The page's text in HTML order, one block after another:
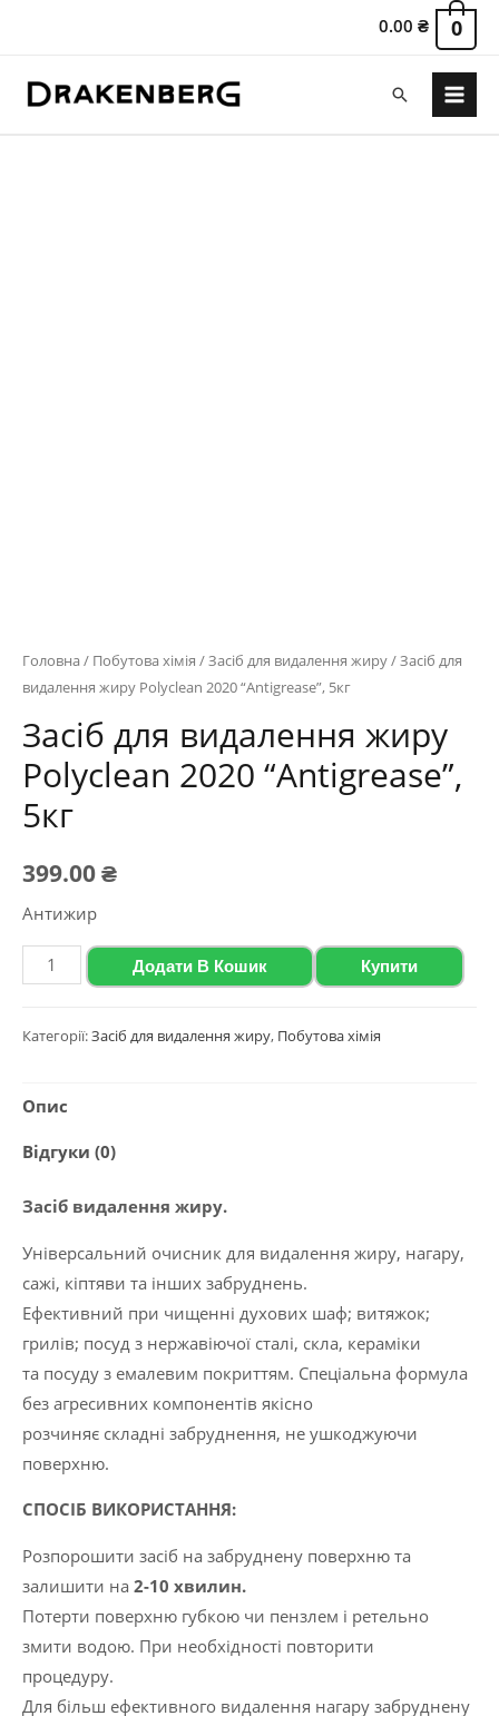
0.00₴ 0
Пошук
Main
Головна/ Побутова хімія /Засіб для видалення жиру/ Засіб для
видалення жиру Polyclean 2020 “Antigrease”, 5кг
Засіб для видалення жиру
Polyclean 2020 “Antigrease”,
5кг
399.00₴
Антижир
Засіб
для
жиру
2020
5кг
кількість
Додати В Кошик Купити
Категорії:Засіб для видалення жиру, Побутова хімія
Опис
Відгуки (0)
Засіб видалення жиру.
Універсальний очисник для видалення жиру, нагару,
сажі, кіптяви та інших забруднень.
Ефективний при чищенні духових шаф; витяжок;
грилів; посуд з нержавіючої сталі, скла, кераміки
та посуду з емалевим покриттям. Спеціальна формула
без агресивних компонентів якісно
розчиняє складні забруднення, не ушкоджуючи
поверхню.
СПОСІБ ВИКОРИСТАННЯ:
Розпорошити засіб на забруднену поверхню та
залишити на 2-10 хвилин.
Потерти поверхню губкою чи пензлем і ретельно
змити водою. При необхідності повторити
процедуру.
Для більш ефективного видалення нагару забруднену